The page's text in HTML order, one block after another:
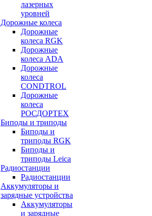
лазерных
уровней
Дорожные колеса
Дорожные
колеса RGK
Дорожные
колеса ADA
Дорожные
колеса
CONDTROL
Дорожные
колеса
РОСДОРТЕХ
Биподы и триподы
Биподы и
триподы RGK
Биподы и
триподы Leica
Радиостанции
Радиостанции
Аккумуляторы и
зарядные устройства
Аккумуляторы
и зарядные